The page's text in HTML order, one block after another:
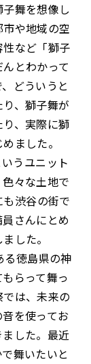
舞を想像し
や地域の空
など「獅子
とわかって
どういうと
、獅子舞が
、実際に獅
ました。
うユニット
々な土地で
渋谷の街で
さんにとめ
した。
る徳島県の神
らって舞っ
は、未来の
を使ってお
した。最近
舞いたいと